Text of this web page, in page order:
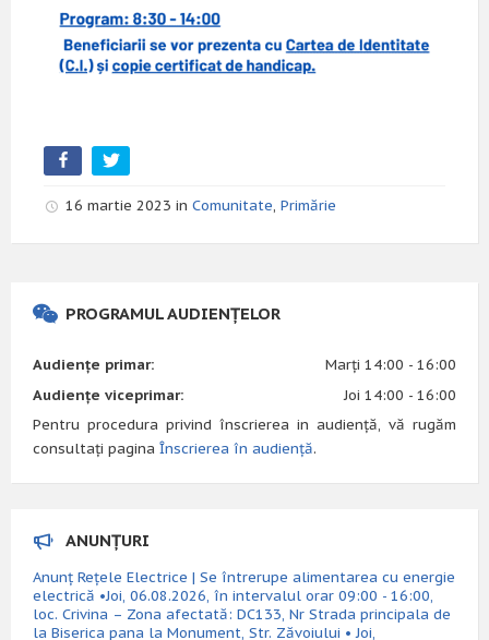
16 martie 2023 in Comunitate, Primărie
PROGRAMUL AUDIENȚELOR
Audiențe primar:
Marți 14:00 - 16:00
Audiențe viceprimar:
Joi 14:00 - 16:00
Pentru procedura privind înscrierea in audiență, vă rugăm
consultați pagina Înscrierea în audiență.
ANUNȚURI
Anunț Rețele Electrice | Se întrerupe alimentarea cu energie
electrică •Joi, 06.08.2026, în intervalul orar 09:00 - 16:00,
loc. Crivina – Zona afectată: DC133, Nr Strada principala de
la Biserica pana la Monument, Str. Zăvoiului • Joi,